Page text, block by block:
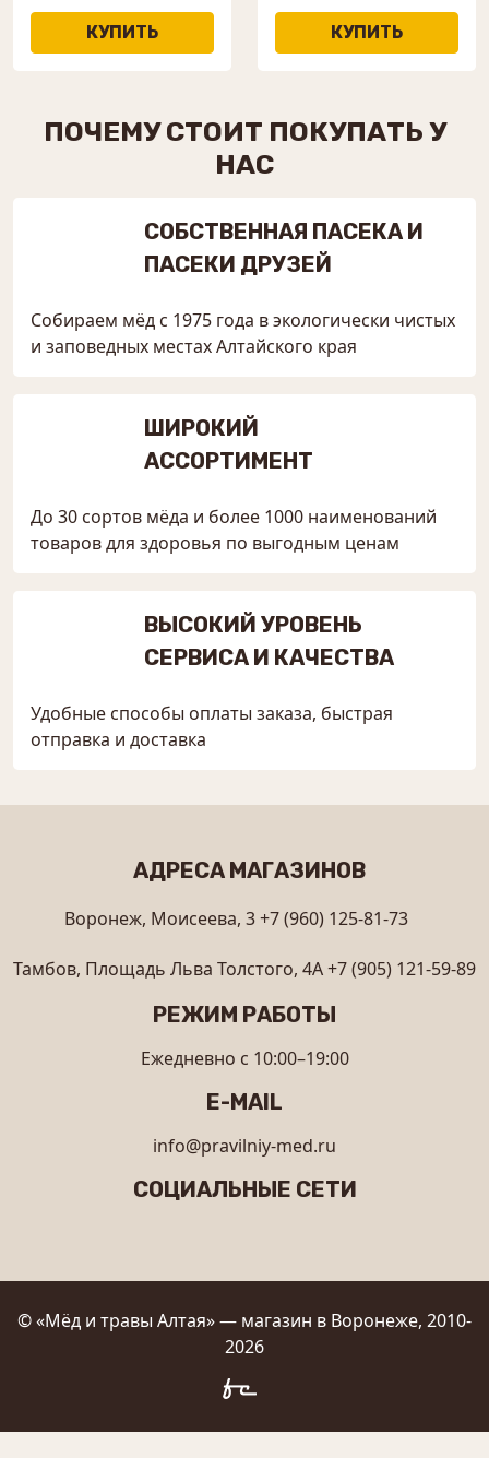
ПОЧЕМУ СТОИТ ПОКУПАТЬ У
НАС
СОБСТВЕННАЯ ПАСЕКА И
ПАСЕКИ ДРУЗЕЙ
Собираем мёд с 1975 года в экологически чистых
и заповедных местах Алтайского края
ШИРОКИЙ
АССОРТИМЕНТ
До 30 сортов мёда и более 1000 наименований
товаров для здоровья по выгодным ценам
ВЫСОКИЙ УРОВЕНЬ
СЕРВИСА И КАЧЕСТВА
Удобные способы оплаты заказа, быстрая
отправка и доставка
АДРЕСА МАГАЗИНОВ
Воронеж, Моисеева, 3+7 (960) 125-81-73
Тамбов, Площадь Льва Толстого, 4А+7 (905) 121-59-89
РЕЖИМ РАБОТЫ
Ежедневно с 10:00–19:00
E-MAIL
info@pravilniy-med.ru
СОЦИАЛЬНЫЕ СЕТИ
© «Мёд и травы Алтая» — магазин в Воронеже, 2010-
2026